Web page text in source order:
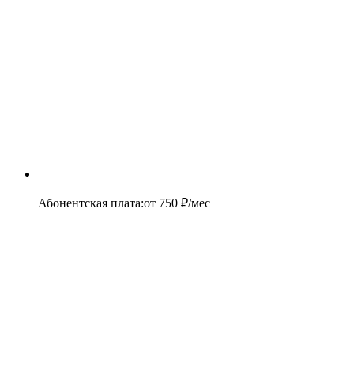
Абонентская плата:от 750 ₽/мес